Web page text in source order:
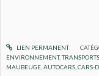
LIEN PERMANENT
ENVIRONNEMENT,TRANSPORTS
MAUBEUGE,AUTOCARS,CARS-